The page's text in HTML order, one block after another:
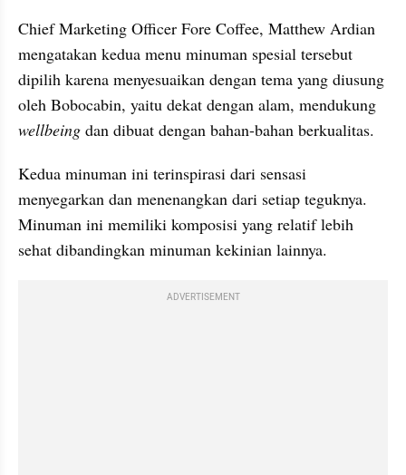
Chief Marketing Officer Fore Coffee, Matthew Ardian
mengatakan kedua menu minuman spesial tersebut
dipilih karena menyesuaikan dengan tema yang diusung
wellbeing dan dibuat dengan bahan-bahan berkualitas.
Kedua minuman ini terinspirasi dari sensasi
menyegarkan dan menenangkan dari setiap teguknya.
Minuman ini memiliki komposisi yang relatif lebih
sehat dibandingkan minuman kekinian lainnya.
ADVERTISEMENT